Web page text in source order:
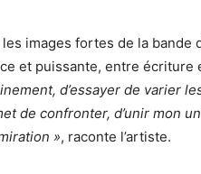
les images fortes de la
et puissante, entre écriture
d’essayer de varier
de confronter, d’unir mon
», raconte l’artiste.